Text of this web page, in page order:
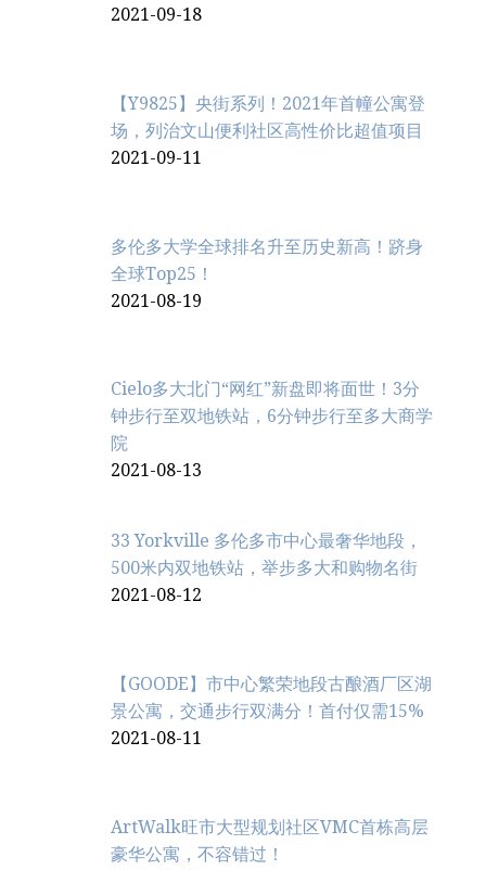
2021-09-18
【Y9825】央街系列！2021年首幢公寓登
场，列治文山便利社区高性价比超值项目
2021-09-11
多伦多大学全球排名升至历史新高！跻身
全球Top25！
2021-08-19
Cielo多大北门“网红”新盘即将面世！3分
钟步行至双地铁站，6分钟步行至多大商学
院
2021-08-13
33 Yorkville 多伦多市中心最奢华地段，
500米内双地铁站，举步多大和购物名街
2021-08-12
【GOODE】市中心繁荣地段古酿酒厂区湖
景公寓，交通步行双满分！首付仅需15%
2021-08-11
ArtWalk旺市大型规划社区VMC首栋高层
豪华公寓，不容错过！